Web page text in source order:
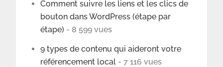
Comment suivre les liens et les clics de
bouton dans WordPress (étape par
étape) - 8 599 vues
9 types de contenu qui aideront votre
référencement local - 7 116 vues